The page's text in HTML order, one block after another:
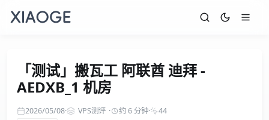
「测试」搬瓦工 阿联酋 迪拜 -
AEDXB_1 机房
2026/05/08· VPS测评 · 约 6 分钟·
44